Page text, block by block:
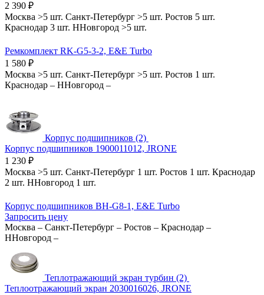
2 390 ₽
Москва >5 шт. Санкт-Петербург >5 шт. Ростов 5 шт.
Краснодар 3 шт. ННовгород >5 шт.
Ремкомплект RK-G5-3-2, E&E Turbo
1 580 ₽
Москва >5 шт. Санкт-Петербург >5 шт. Ростов 1 шт.
Краснодар – ННовгород –
Корпус подшипников (2)
Корпус подшипников 1900011012, JRONE
1 230 ₽
Москва >5 шт. Санкт-Петербург 1 шт. Ростов 1 шт. Краснодар
2 шт. ННовгород 1 шт.
Корпус подшипников BH-G8-1, E&E Turbo
Запросить цену
Москва – Санкт-Петербург – Ростов – Краснодар –
ННовгород –
Теплотражающий экран турбин (2)
Теплоотражающий экран 2030016026, JRONE